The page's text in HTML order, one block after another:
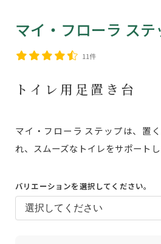
マイ・フローラ ステ
11件
トイレ用足置き台
マイ・フローラ ステップは、置
れ、スムーズなトイレをサポートし
バリエーションを選択してください。